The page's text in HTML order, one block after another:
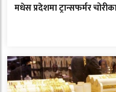
मधेस प्रदेशमा ट्रान्सफर्मर